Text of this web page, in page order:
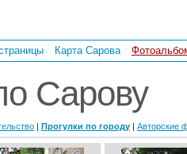
Карта Сарова
Сарову
| Прогулки по городу | Авторские